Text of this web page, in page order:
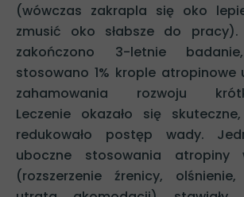
(wówczas zakrapla się oko
zmusić oko słabsze do
zakończono 3-letnie
stosowano 1% krople atropinowe
zahamowania rozwoju
Leczenie okazało się
redukowało postęp wady.
uboczne stosowania
(rozszerzenie źrenicy, olśnienie,